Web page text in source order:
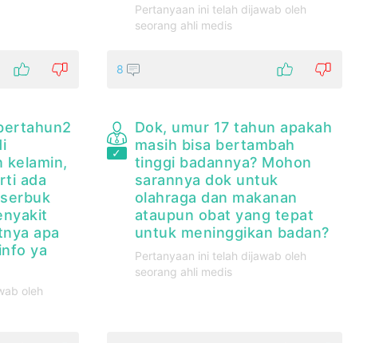
Pertanyaan ini telah dijawab oleh
seorang ahli medis
8
kelamin,
ada
apa
ya
oleh
Dok, umur 17 tahun apakah
masih bisa bertambah
tinggi badannya? Mohon
sarannya dok untuk
olahraga dan makanan
ataupun obat yang tepat
untuk meninggikan badan?
Pertanyaan ini telah dijawab oleh
seorang ahli medis